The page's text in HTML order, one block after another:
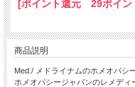
[ポイント還元 29ポイン
商品説明
Med./ メドライナムのホメオパシ
ホメオパシージャパンのレメディ